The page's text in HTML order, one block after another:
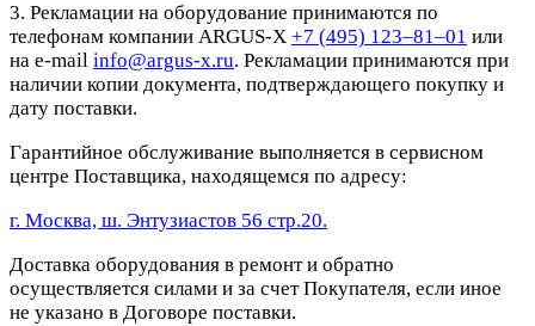
3. Рекламации на оборудование принимаются по
телефонам компании ARGUS-X +7 (495) 123–81–01 или
на e-mail info@argus-x.ru. Рекламации принимаются при
наличии копии документа, подтверждающего покупку и
дату поставки.
Гарантийное обслуживание выполняется в сервисном
центре Поставщика, находящемся по адресу:
г. Москва, ш. Энтузиастов 56 стр.20.
Доставка оборудования в ремонт и обратно
осуществляется силами и за счет Покупателя, если иное
не указано в Договоре поставки.